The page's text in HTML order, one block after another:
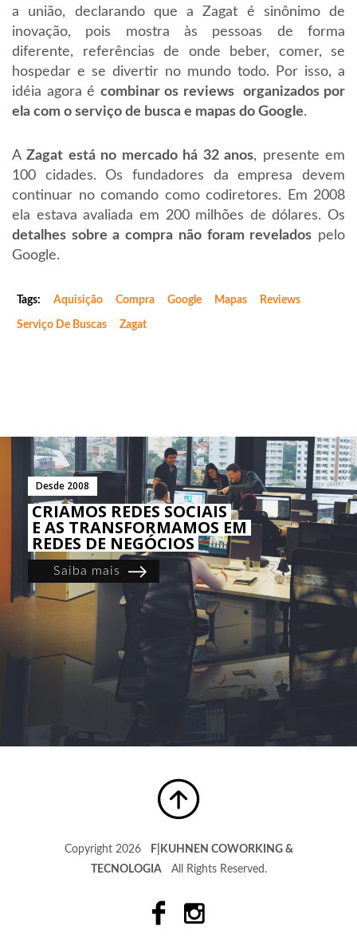
a união, declarando que a Zagat é sinônimo de
inovação, pois mostra às pessoas de forma
diferente, referências de onde beber, comer, se
hospedar e se divertir no mundo todo. Por isso, a
idéia agora é combinar os reviews organizados por
ela com o serviço de busca e mapas do Google.
A Zagat está no mercado há 32 anos, presente em
100 cidades. Os fundadores da empresa devem
continuar no comando como codiretores. Em 2008
ela estava avaliada em 200 milhões de dólares. Os
detalhes sobre a compra não foram revelados pelo
Google.
Tags: Aquisição Compra Google Mapas Reviews
Serviço De Buscas Zagat
Desde 2008
CRIAMOS REDES SOCIAIS
E AS TRANSFORMAMOS EM
REDES DE NEGÓCIOS
Saiba mais
Copyright 2026
F|KUHNEN COWORKING &
TECNOLOGIAAll Rights Reserved.